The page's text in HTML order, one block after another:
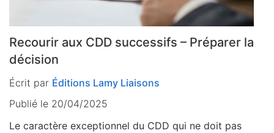
Recourir aux CDD successifs – Préparer la
décision
Écrit par Éditions Lamy Liaisons
Publié le 20/04/2025
Le caractère exceptionnel du CDD qui ne doit pas